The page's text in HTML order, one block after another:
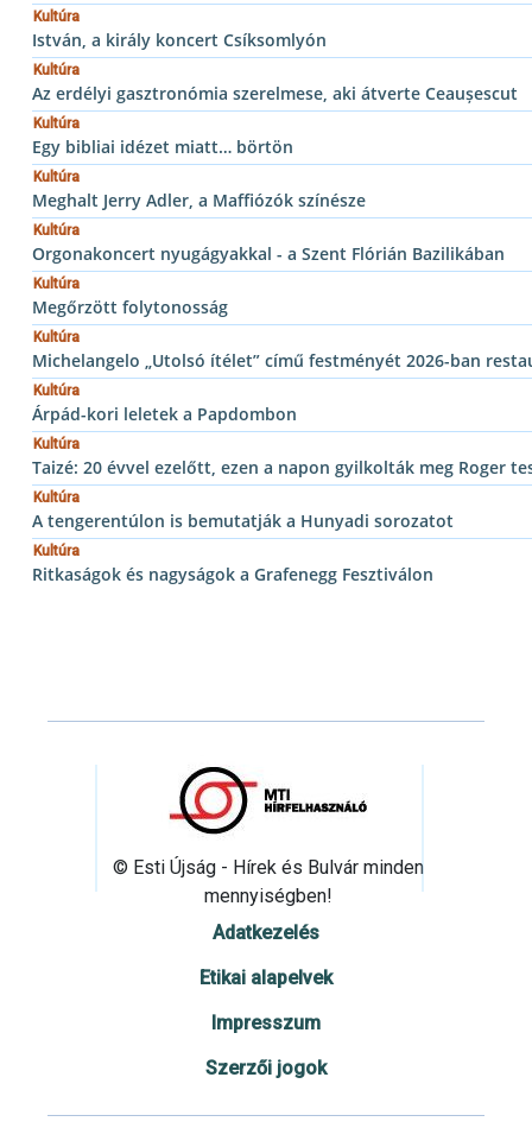
Kultúra
István, a király koncert Csíksomlyón
Kultúra
Az erdélyi gasztronómia szerelmese, aki átverte Ceaușescut
Kultúra
Egy bibliai idézet miatt… börtön
Kultúra
Meghalt Jerry Adler, a Maffiózók színésze
Kultúra
Orgonakoncert nyugágyakkal - a Szent Flórián Bazilikában
Kultúra
Megőrzött folytonosság
Kultúra
Michelangelo „Utolsó ítélet” című festményét 2026-ban
Kultúra
Árpád-kori leletek a Papdombon
Kultúra
Taizé: 20 évvel ezelőtt, ezen a napon gyilkolták meg Roger
Kultúra
A tengerentúlon is bemutatják a Hunyadi sorozatot
Kultúra
Ritkaságok és nagyságok a Grafenegg Fesztiválon
© Esti Újság - Hírek és Bulvár minden
mennyiségben!
Adatkezelés
Etikai alapelvek
Impresszum
Szerzői jogok